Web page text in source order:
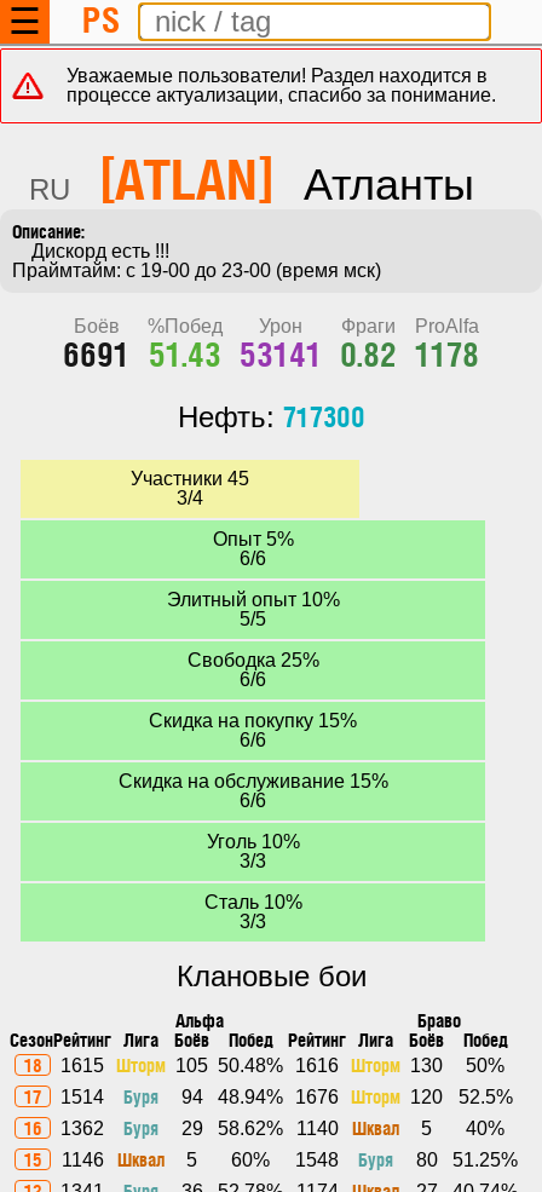
☰ PS
Уважаемые пользователи! Раздел находится в
процессе актуализации, спасибо за понимание.
RU [ATLAN] Атланты
Праймтайм: с 19-00 до 23-00 (время мск)
Боёв
6691
%Побед
51.43
Урон
53141
Фраги
0.82
ProAlfa
1178
Нефть: 717300
Участники 45
3/4
Опыт 5%
6/6
Элитный опыт 10%
5/5
Свободка 25%
6/6
Скидка на покупку 15%
6/6
Скидка на обслуживание 15%
6/6
Уголь 10%
3/3
Сталь 10%
3/3
Клановые бои
Альфа Браво
СезонРейтинг Лига Боёв Побед Рейтинг Лига Боёв
Побед
18
1615 Шторм 105 50.48% 1616 Шторм 130 50%
17 1514 Буря 94 48.94% 1676 Шторм 120 52.5%
16 1362 Буря 29 58.62% 1140 Шквал 5 40%
15 1146 Шквал 5 60% 1548 Буря 80 51.25%